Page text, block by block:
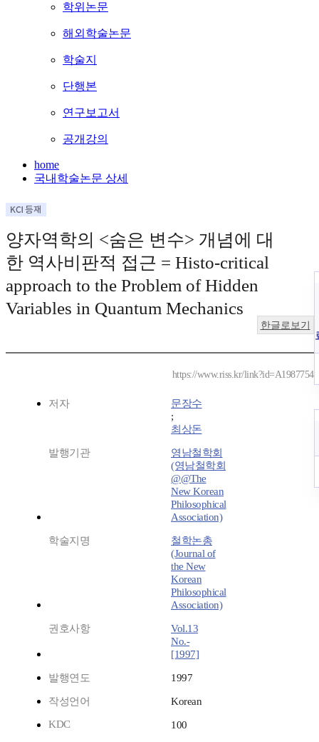
학위논문
해외학술논문
학술지
단행본
연구보고서
공개강의
home
국내학술논문 상세
양자역학의 <숨은 변수> 개념에 대
한 역사비판적 접근 = Histo-critical
approach to the Problem of Hidden
Variables in Quantum Mechanics
한글로보기
https://www.riss.kr/link?id=A1987754
저자
문장수
;
최상돈
발행기관
영남철학회
(영남철학회
@@The
New Korean
Philosophical
Association)
학술지명
철학논총
(Journal of
the New
Korean
Philosophical
Association)
권호사항
Vol.13
No.-
[1997]
발행연도 1997
작성언어
Korean
KDC
100